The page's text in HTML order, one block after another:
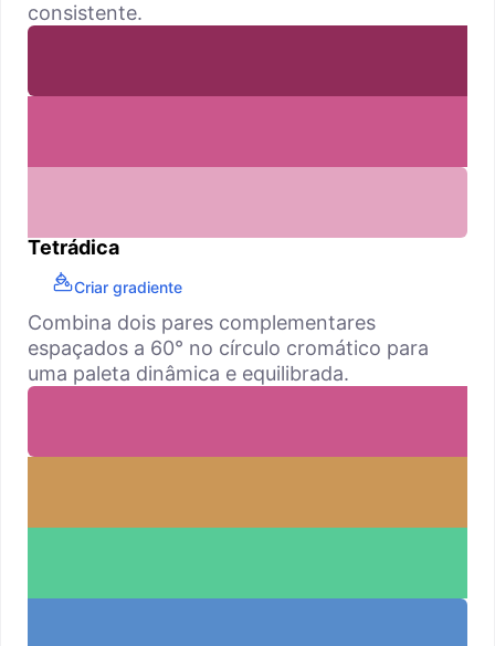
consistente.
Tetrádica
Criar gradiente
Combina dois pares complementares
espaçados a 60° no círculo cromático para
uma paleta dinâmica e equilibrada.